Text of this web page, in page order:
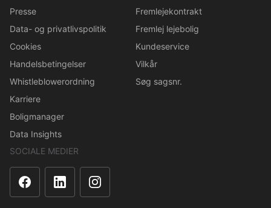
Presse
Data- og privatlivspolitik
Cookies
Handelsbetingelser
Whistleblowerordning
Karriere
Boligmanager
Data Insights
Fremlejekontrakt
Fremlej lejebolig
Kundeservice
Vilkår
Søg sagsnr.
SOCIALE MEDIER